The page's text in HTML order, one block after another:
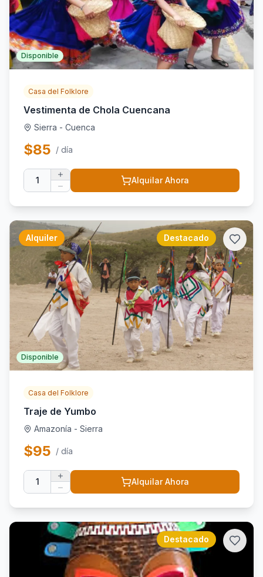
Disponible
Casa del Folklore
Vestimenta de Chola Cuencana
Sierra - Cuenca
$85 / día
1 Alquilar Ahora
Alquiler Destacado
Disponible
Casa del Folklore
Traje de Yumbo
Amazonía - Sierra
$95 / día
1 Alquilar Ahora
Destacado